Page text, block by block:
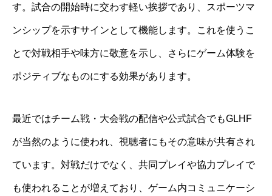
す。試合の開始時に交わす軽い挨拶であり、スポーツマ
ンシップを示すサインとして機能します。これを使うこ
とで対戦相手や味方に敬意を示し、さらにゲーム体験を
ポジティブなものにする効果があります。
最近ではチーム戦・大会戦の配信や公式試合でもGLHF
が当然のように使われ、視聴者にもその意味が共有され
ています。対戦だけでなく、共同プレイや協力プレイで
も使われることが増えており、ゲーム内コミュニケーシ